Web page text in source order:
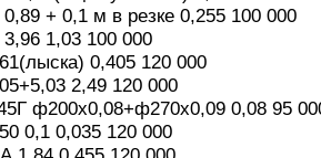
+ 0,1 м в резке 0,255 100 000
1,03 100 000
0,405 120 000
2,49 120 000
ф200х0,08+ф270х0,09 0,08 95
0,1 0,035 120 000